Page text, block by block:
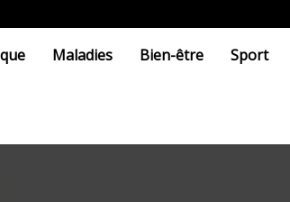
Maladies Bien-être Sport